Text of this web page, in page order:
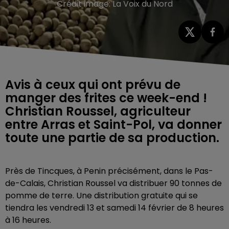
Crédit image:La Voix du Nord
Avis à ceux qui ont prévu de
manger des frites ce week-end !
Christian Roussel, agriculteur
entre Arras et Saint-Pol, va donner
toute une partie de sa production.
Près de Tincques, à Penin précisément, dans le Pas-
de-Calais, Christian Roussel va distribuer 90 tonnes de
pomme de terre. Une distribution gratuite qui se
tiendra les vendredi 13 et samedi 14 février de 8 heures
à 16 heures.